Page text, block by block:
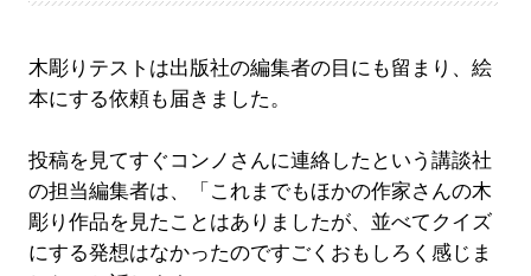
木彫りテストは出版社の編集者の目にも留まり、絵
本にする依頼も届きました。
投稿を見てすぐコンノさんに連絡したという講談社
の担当編集者は、「これまでもほかの作家さんの木
彫り作品を見たことはありましたが、並べてクイズ
にする発想はなかったのですごくおもしろく感じま